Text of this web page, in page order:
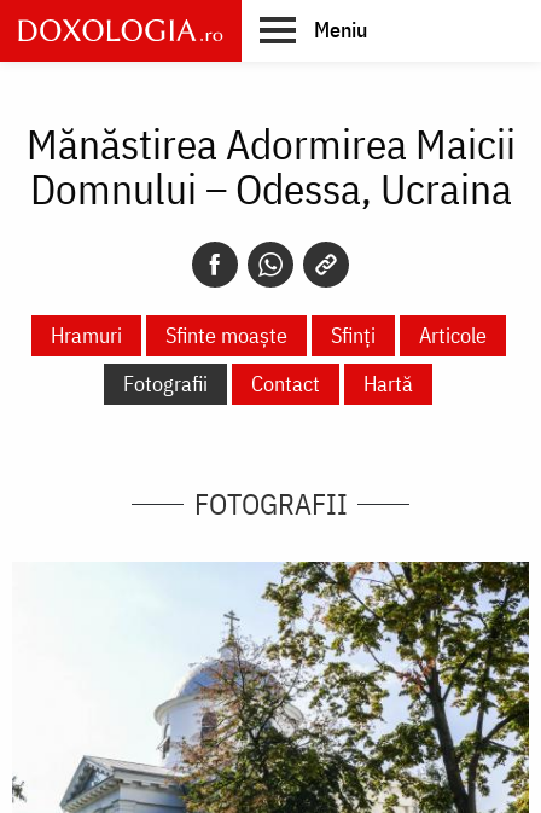
Skip
to
main
Meniu
Mănăstirea Adormirea Maicii
Domnului – Odessa, Ucraina
Hramuri Sfinte moaște Sfinți
Articole
Fotografii
Contact Hartă
FOTOGRAFII